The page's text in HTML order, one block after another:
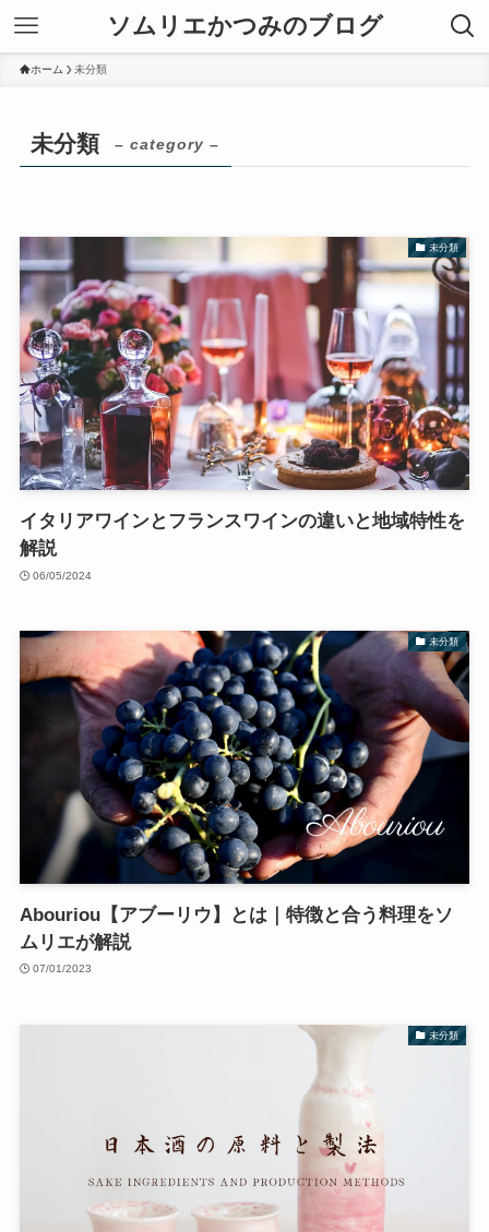
ソムリエかつみのブログ
ホーム 未分類
未分類 – category –
未分類
イタリアワインとフランスワインの違いと地域特性を
解説
06/05/2024
未分類
Abouriou【アブーリウ】とは｜特徴と合う料理をソ
ムリエが解説
07/01/2023
未分類